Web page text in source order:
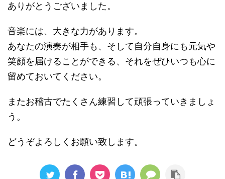
ありがとうございました。
音楽には、大きな力があります。
あなたの演奏が相手も、そして自分自身にも元気や
笑顔を届けることができる、それをぜひいつも心に
留めておいてください。
またお稽古でたくさん練習して頑張っていきましょ
う。
どうぞよろしくお願い致します。